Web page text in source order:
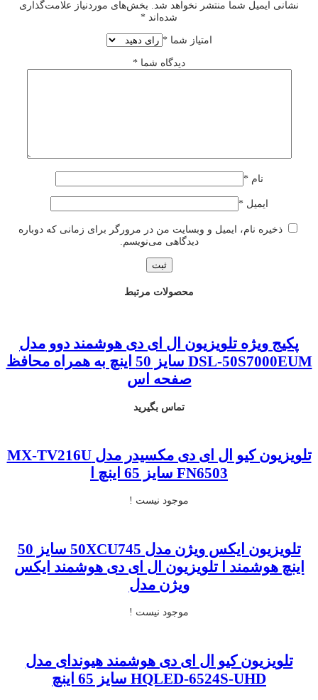
نشانی ایمیل شما منتشر نخواهد شد. بخش‌های موردنیاز علامت‌گذاری
شده‌اند *
امتیاز شما*
دیدگاه شما *
نام*
ایمیل*
ذخیره نام، ایمیل و وبسایت من در مرورگر برای زمانی که دوباره
دیدگاهی می‌نویسم.
محصولات مرتبط
پکیج ویژه تلویزیون ال ای دی هوشمند دوو مدل
DSL-50S7000EUM سایز 50 اینچ به همراه محافظ
صفحه اس
تماس بگیرید
تلویزیون کیو ال ای دی مکسیدر مدل MX-TV216U
FN6503 سایز 65 اینچ ا
موجود نیست !
تلویزیون ایکس ویژن مدل 50XCU745 سایز 50
اینچ هوشمند ا تلویزیون ال ای دی هوشمند ایکس
ویژن مدل
موجود نیست !
تلویزیون کیو ال ای دی هوشمند هیوندای مدل
HQLED-6524S-UHD سایز 65 اینچ